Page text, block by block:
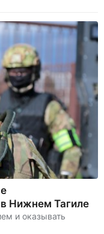
в Нижнем Тагиле
и оказывать